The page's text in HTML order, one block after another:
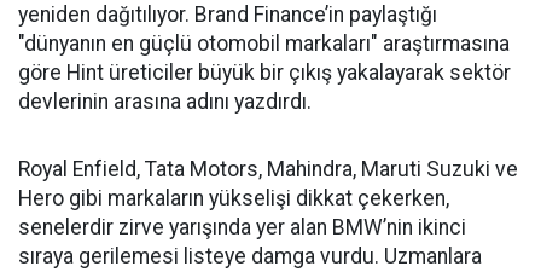
yeniden dağıtılıyor. Brand Finance’in paylaştığı
"dünyanın en güçlü otomobil markaları" araştırmasına
göre Hint üreticiler büyük bir çıkış yakalayarak sektör
devlerinin arasına adını yazdırdı.
Royal Enfield, Tata Motors, Mahindra, Maruti Suzuki ve
Hero gibi markaların yükselişi dikkat çekerken,
senelerdir zirve yarışında yer alan BMW’nin ikinci
sıraya gerilemesi listeye damga vurdu. Uzmanlara